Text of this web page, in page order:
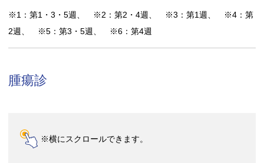
※1：第1・3・5週、 ※2：第2・4週、 ※3：第1週、 ※4：第
2週、 ※5：第3・5週、 ※6：第4週
腫瘍診
※横にスクロールできます。